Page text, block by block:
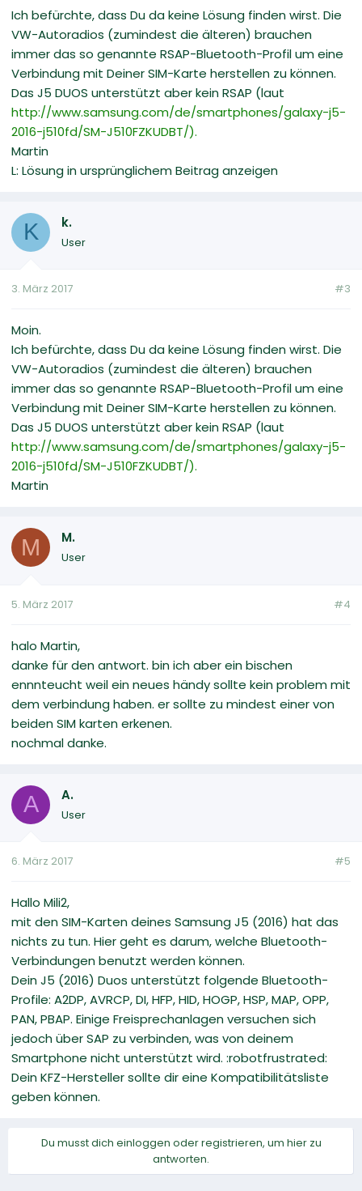
Ich befürchte, dass Du da keine Lösung finden wirst. Die
VW-Autoradios (zumindest die älteren) brauchen
immer das so genannte RSAP-Bluetooth-Profil um eine
Verbindung mit Deiner SIM-Karte herstellen zu können.
Das J5 DUOS unterstützt aber kein RSAP (laut
http://www.samsung.com/de/smartphones/galaxy-j5-
2016-j510fd/SM-J510FZKUDBT/).
Martin
L: Lösung in ursprünglichem Beitrag anzeigen
K k.
User
3. März 2017 #3
Moin.
Ich befürchte, dass Du da keine Lösung finden wirst. Die
VW-Autoradios (zumindest die älteren) brauchen
immer das so genannte RSAP-Bluetooth-Profil um eine
Verbindung mit Deiner SIM-Karte herstellen zu können.
Das J5 DUOS unterstützt aber kein RSAP (laut
http://www.samsung.com/de/smartphones/galaxy-j5-
2016-j510fd/SM-J510FZKUDBT/).
Martin
M M.
User
5. März 2017 #4
halo Martin,
danke für den antwort. bin ich aber ein bischen
ennnteucht weil ein neues händy sollte kein problem mit
dem verbindung haben. er sollte zu mindest einer von
beiden SIM karten erkenen.
nochmal danke.
A A.
User
6. März 2017 #5
Hallo Mili2,
mit den SIM-Karten deines Samsung J5 (2016) hat das
nichts zu tun. Hier geht es darum, welche Bluetooth-
Verbindungen benutzt werden können.
Dein J5 (2016) Duos unterstützt folgende Bluetooth-
Profile: A2DP, AVRCP, DI, HFP, HID, HOGP, HSP, MAP, OPP,
PAN, PBAP. Einige Freisprechanlagen versuchen sich
jedoch über SAP zu verbinden, was von deinem
Smartphone nicht unterstützt wird. :robotfrustrated:
Dein KFZ-Hersteller sollte dir eine Kompatibilitätsliste
geben können.
Du musst dich einloggen oder registrieren, um hier zu
antworten.